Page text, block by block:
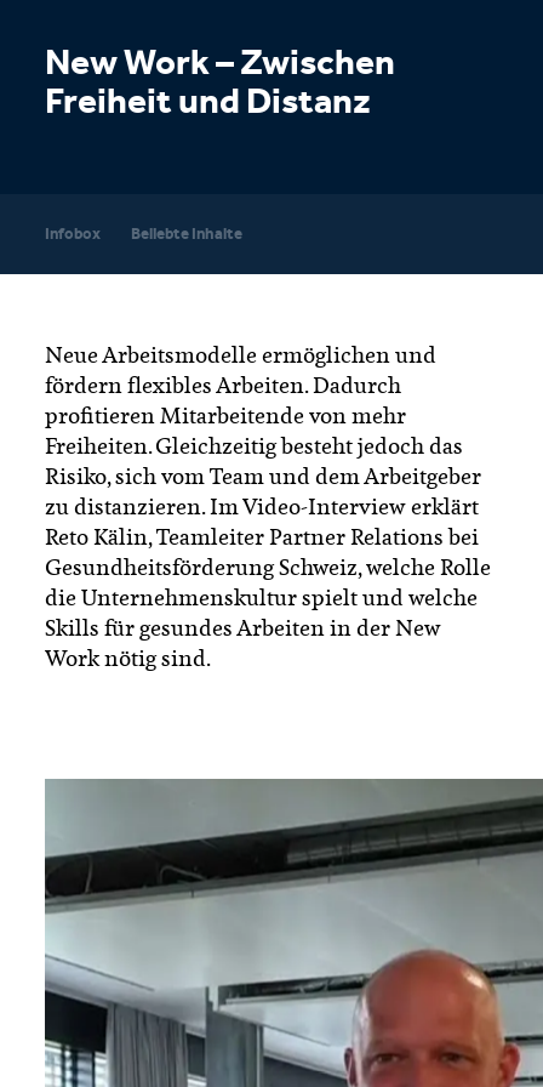
New Work – Zwischen
Freiheit und Distanz
Infobox Beliebte Inhalte
Neue Arbeitsmodelle ermöglichen und
fördern flexibles Arbeiten. Dadurch
profitieren Mitarbeitende von mehr
Freiheiten. Gleichzeitig besteht jedoch das
Risiko, sich vom Team und dem Arbeitgeber
zu distanzieren. Im Video-Interview erklärt
Reto Kälin, Teamleiter Partner Relations bei
Gesundheitsförderung Schweiz, welche Rolle
die Unternehmenskultur spielt und welche
Skills für gesundes Arbeiten in der New
Work nötig sind.